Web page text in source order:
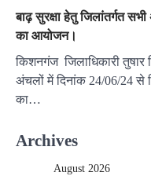
बाढ़ सुरक्षा हेतु जिलांतर्गत
का आयोजन।
किशनगंज जिलाधिकारी तुषार
अंचलों में दिनांक 24/06/24 से
का…
Archives
August 2026